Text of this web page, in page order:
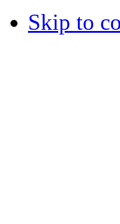
Skip to